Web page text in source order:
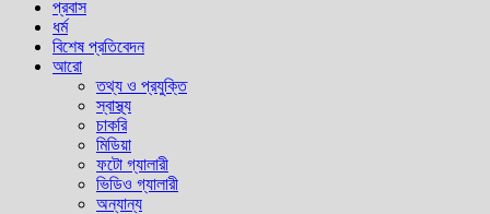
প্রবাস
ধর্ম
বিশেষ প্রতিবেদন
আরো
তথ্য ও প্রযুক্তি
স্বাস্থ্য
চাকরি
মিডিয়া
ফটো গ্যালারী
ভিডিও গ্যালারী
অন্যান্য